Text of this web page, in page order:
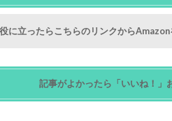
に立ったらこちらのリンクから
記事がよかったら「いいね！」